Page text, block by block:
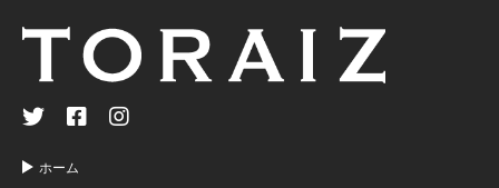
ホーム